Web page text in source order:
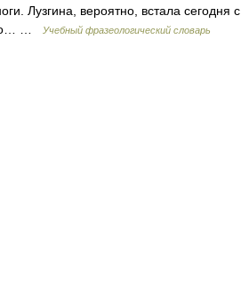
Лузгина, вероятно, встала сегодня с
…
Учебный фразеологический словарь